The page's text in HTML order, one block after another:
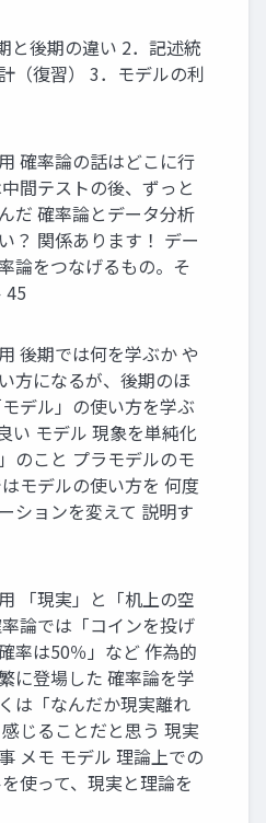
と後期の違い 2．記述統
（復習） 3．モデルの利
確率論の話はどこに行
間テストの後、ずっと
だ 確率論とデータ分析
？ 関係あります！ デー
論をつなげるもの。そ
45
後期では何を学ぶか や
方になるが、後期のほ
デル」の使い方を学ぶ
い モデル 現象を単純化
のこと プラモデルのモ
モデルの使い方を 何度
ションを変えて 説明す
「現実」と「机上の空
論では「コインを投げ
率は50％」など 作為的
に登場した 確率論を学
は「なんだか現実離れ
じることだと思う 現実
メモ モデル 理論上での
使って、現実と理論を